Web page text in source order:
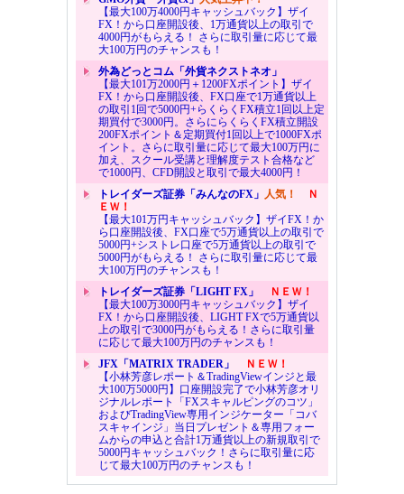
【最大100万4000円キャッシュバック】ザイ
FX！から口座開設後、1万通貨以上の取引で
4000円がもらえる！ さらに取引量に応じて最
大100万円のチャンスも！
外為どっとコム「外貨ネクストネオ」
【最大101万2000円＋1200FXポイント】ザイ
FX！から口座開設後、FX口座で1万通貨以上
の取引1回で5000円+らくらくFX積立1回以上定
期買付で3000円。さらにらくらくFX積立開設
200FXポイント＆定期買付1回以上で1000FXポ
イント。さらに取引量に応じて最大100万円に
加え、スクール受講と理解度テスト合格など
で1000円、CFD開設と取引で最大4000円！
トレイダーズ証券「みんなのFX」 人気！
Ｎ
ＥＷ！
【最大101万円キャッシュバック】ザイFX！か
ら口座開設後、FX口座で5万通貨以上の取引で
5000円+シストレ口座で5万通貨以上の取引で
5000円がもらえる！ さらに取引量に応じて最
大100万円のチャンスも！
トレイダーズ証券「LIGHT FX」
ＮＥＷ！
【最大100万3000円キャッシュバック】ザイ
FX！から口座開設後、LIGHT FXで5万通貨以
上の取引で3000円がもらえる！さらに取引量
に応じて最大100万円のチャンスも！
JFX「MATRIX TRADER」
ＮＥＷ！
【小林芳彦レポート＆TradingViewインジと最
大100万5000円】口座開設完了で小林芳彦オリ
ジナルレポート「FXスキャルピングのコツ」
およびTradingView専用インジケーター「コバ
スキャインジ」当日プレゼント＆専用フォー
ムからの申込と合計1万通貨以上の新規取引で
5000円キャッシュバック！さらに取引量に応
じて最大100万円のチャンスも！